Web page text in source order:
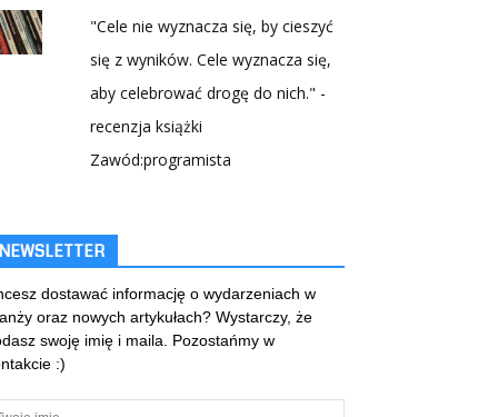
"Cele nie wyznacza się, by cieszyć
się z wyników. Cele wyznacza się,
aby celebrować drogę do nich." -
recenzja książki
Zawód:programista
NEWSLETTER
dostawać informację o wydarzeniach w
oraz nowych artykułach? Wystarczy, że
swoję imię i maila. Pozostańmy w
:)